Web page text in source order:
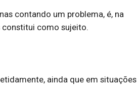
contando um problema, é, na
constitui como sujeito.
ainda que em situações